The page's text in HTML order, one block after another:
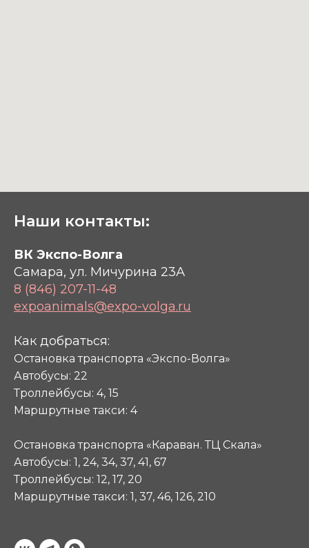
Наши контакты:
ВК Экспо-Волга
Самара, ул. Мичурина 23А
8 (846) 207-11-48
expoanimals@expo-volga.ru
Как добраться:
Остановка транспорта «Экспо-Волга»
Автобусы: 22
Троллейбусы: 4, 15
Маршрутные такси: 4
Остановка транспорта «Караван. ТЦ Скала»
Автобусы: 1, 24, 34, 37, 41, 67
Троллейбусы: 12, 17, 20
Маршрутные такси: 1, 37, 46, 126, 210